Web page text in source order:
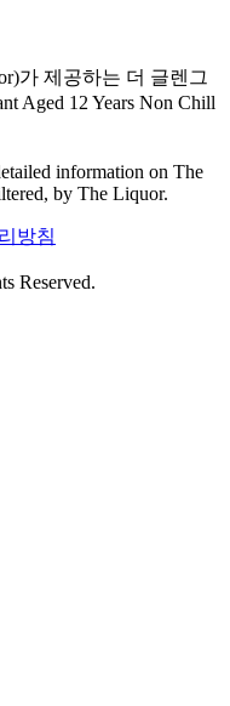
가 제공하는 더 글렌그
Aged 12 Years Non Chill
information on The
, by The Liquor.
방침
Reserved.